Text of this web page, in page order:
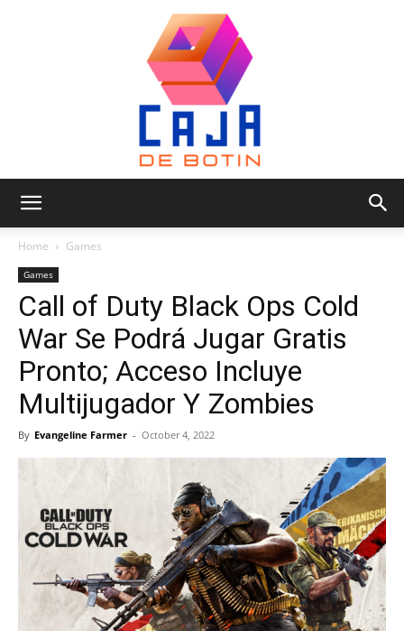
de
Botin
Home Games
Games
Call of Duty Black Ops Cold
War Se Podrá Jugar Gratis
Pronto; Acceso Incluye
Multijugador Y Zombies
By Evangeline Farmer - October 4, 2022